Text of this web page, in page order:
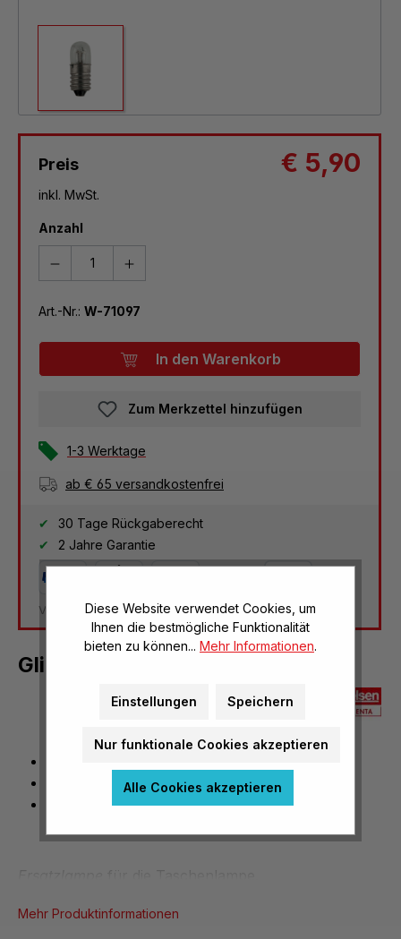
Preis € 5,90
inkl. MwSt.
Anzahl
Art.-Nr.: W-71097
In den Warenkorb
Zum Merkzettel hinzufügen
1-3 Werktage
ab € 65 versandkostenfrei
30 Tage Rückgaberecht
2 Jahre Garantie
Versandkosten Deutschland: € 3,95
Glimmlampe
ohne Widerstand
Spannung: 110 V
Mehr Produktinformationen
Diese Website verwendet Cookies, um
Ihnen die bestmögliche Funktionalität
bieten zu können... Mehr Informationen.
Einstellungen Speichern
Nur funktionale Cookies akzeptieren
Alle Cookies akzeptieren